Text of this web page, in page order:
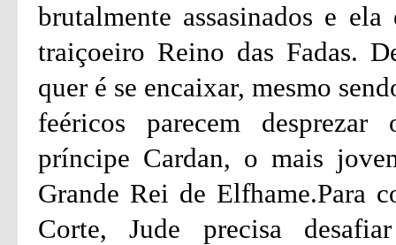
brutalmente assasinados e
traiçoeiro Reino das Fadas.
quer é se encaixar, mesmo
feéricos parecem
príncipe Cardan, o mais
Grande Rei de Elfhame.Para
Corte, Jude precisa